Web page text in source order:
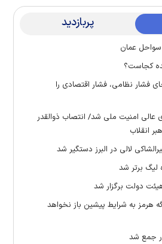
پربازدید
فشار نظامی، فشار اقتصادی را
امنیت ملی شد/ انتصاب ذوالقدر
انقلاب
لالی در البرز دستگیر شد
دولت برگزار شد
هرمز به شرایط پیشین باز نخواهد
جمع شد